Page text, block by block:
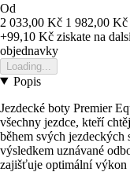
Od
2 033,00 Kč 1 982,00 Kč
+99,10 Kč ziskate na
objednavky
Loading...
Popis
Jezdecké boty Premier
všechny jezdce, kteří
během svých
výsledkem uznávané
zajišťuje optimální výkon